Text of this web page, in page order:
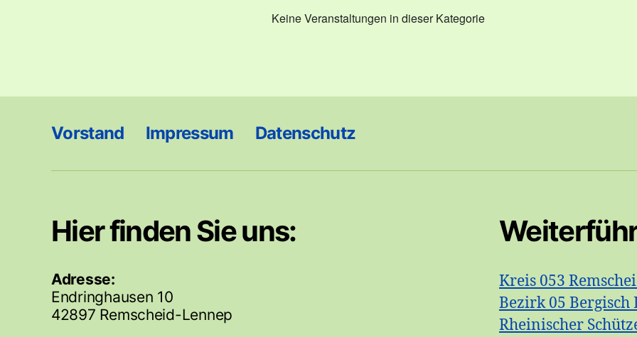
Keine Veranstaltungen in dieser Kategorie
Vorstand Impressum Datenschutz
Hier finden Sie uns:
Adresse:
Endringhausen 10
42897 Remscheid-Lennep
Kreis 053
Bezirk 05 Bergisch
Rheinischer